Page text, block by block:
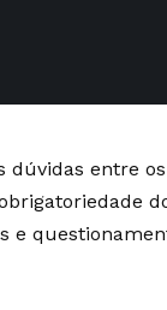
entre
e